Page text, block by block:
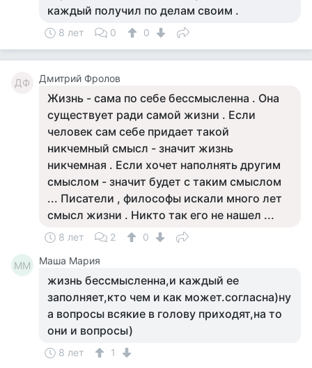
каждый получил по делам своим .
8 лет 0 0
ДФ Дмитрий Фролов
Жизнь - сама по себе бессмысленна . Она
существует ради самой жизни . Если
человек сам себе придает такой
никчемный смысл - значит жизнь
никчемная . Если хочет наполнять другим
смыслом - значит будет с таким смыслом
... Писатели , философы искали много лет
смысл жизни . Никто так его не нашел ...
8 лет 2 0
ММ Маша Мария
жизнь бессмысленна,и каждый ее
заполняет,кто чем и как может.согласна)ну
а вопросы всякие в голову приходят,на то
они и вопросы)
8 лет 1